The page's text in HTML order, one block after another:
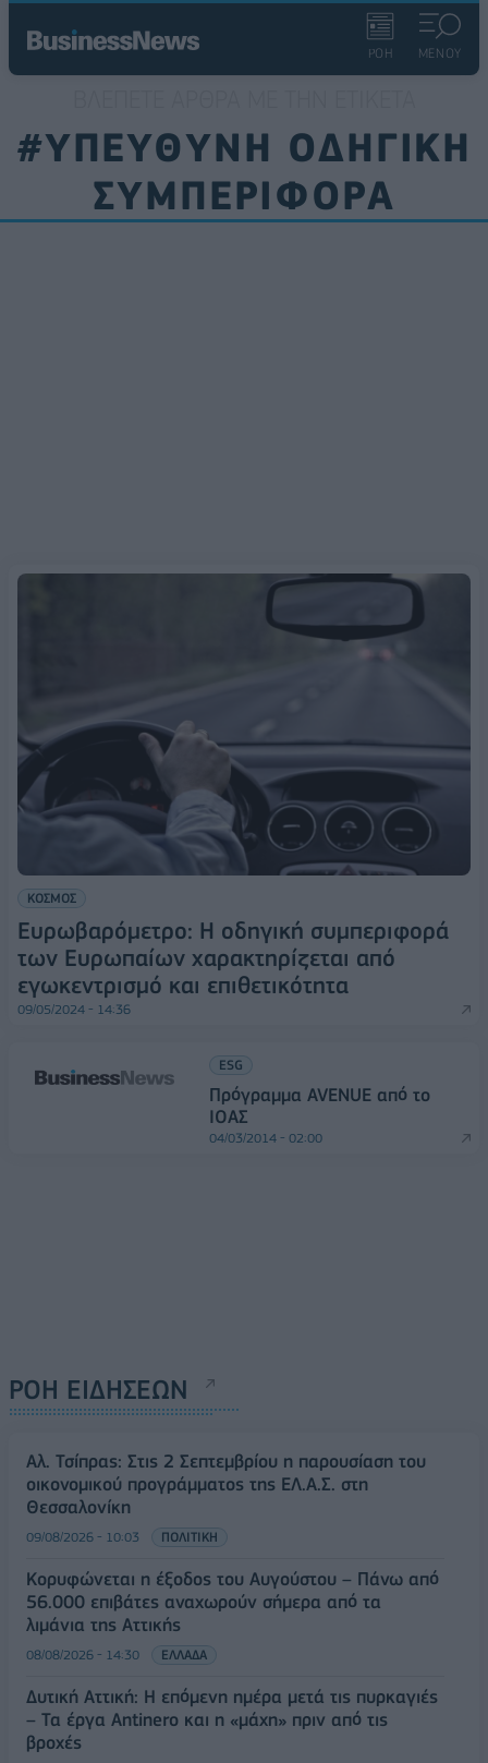
ΡΟΗ ΜΕΝΟΥ
#ΥΠΕΥΘΥΝΗ ΟΔΗΓΙΚΗ
ΣΥΜΠΕΡΙΦΟΡΑ
ΚΟΣΜΟΣ
Ευρωβαρόμετρο: Η οδηγική συμπεριφορά
των Ευρωπαίων χαρακτηρίζεται από
εγωκεντρισμό και επιθετικότητα
09/05/2024 - 14:36
ESG
Πρόγραμμα AVENUE από το
ΙΟΑΣ
04/03/2014 - 02:00
ΡΟΗ ΕΙΔΗΣΕΩΝ
Αλ. Τσίπρας: Στις 2 Σεπτεμβρίου η παρουσίαση του
οικονομικού προγράμματος της ΕΛ.Α.Σ. στη
Θεσσαλονίκη
09/08/2026 - 10:03 ΠΟΛΙΤΙΚΗ
Κορυφώνεται η έξοδος του Αυγούστου – Πάνω από
56.000 επιβάτες αναχωρούν σήμερα από τα
λιμάνια της Αττικής
08/08/2026 - 14:30 ΕΛΛΑΔΑ
Δυτική Αττική: Η επόμενη ημέρα μετά τις πυρκαγιές
– Τα έργα Antinero και η «μάχη» πριν από τις
βροχές